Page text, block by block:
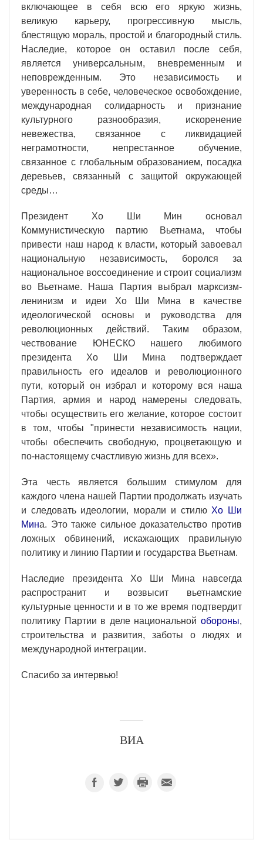
включающее в себя всю его яркую жизнь,
великую карьеру, прогрессивную мысль,
блестящую мораль, простой и благородный стиль.
Наследие, которое он оставил после себя,
является универсальным, вневременным и
неповрежденным. Это независимость и
уверенность в себе, человеческое освобождение,
международная солидарность и признание
культурного разнообразия, искоренение
невежества, связанное с ликвидацией
неграмотности, непрестанное обучение,
связанное с глобальным образованием, посадка
деревьев, связанный с защитой окружающей
среды…
Президент Хо Ши Мин основал
Коммунистическую партию Вьетнама, чтобы
привести наш народ к власти, который завоевал
национальную независимость, боролся за
национальное воссоединение и строит социализм
во Вьетнаме. Наша Партия выбрал марксизм-
ленинизм и идеи Хо Ши Мина в качестве
идеологической основы и руководства для
революционных действий. Таким образом,
чествование ЮНЕСКО нашего любимого
президента Хо Ши Мина подтверждает
правильность его идеалов и революционного
пути, который он избрал и которому вся наша
Партия, армия и народ намерены следовать,
чтобы осуществить его желание, которое состоит
в том, чтобы "принести независимость нации,
чтобы обеспечить свободную, процветающую и
по-настоящему счастливую жизнь для всех».
Эта честь является большим стимулом для
каждого члена нашей Партии продолжать изучать
и следовать идеологии, морали и стилюХо Ши
Мина. Это также сильное доказательство против
ложных обвинений, искажающих правильную
политику и линию Партии и государства Вьетнам.
Наследие президента Хо Ши Мина навсегда
распространит и возвысит вьетнамские
культурные ценности и в то же время подтвердит
политику Партии в деле национальной обороны,
строительства и развития, заботы о людях и
международной интеграции.
Спасибо за интервью!
ВИА